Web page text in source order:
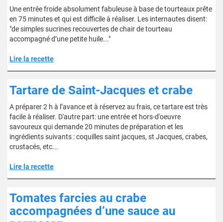
Une entrée froide absolument fabuleuse à base de tourteaux prête
en 75 minutes et qui est difficile à réaliser. Les internautes disent:
"de simples sucrines recouvertes de chair de tourteau
accompagné d’une petite huile..."
Lire la recette
Tartare de Saint-Jacques et crabe
A préparer 2 h à l’avance et à réservez au frais, ce tartare est très
facile à réaliser. D'autre part: une entrée et hors-d'oeuvre
savoureux qui demande 20 minutes de préparation et les
ingrédients suivants : coquilles saint jacques, st Jacques, crabes,
crustacés, etc...
Lire la recette
Tomates farcies au crabe
accompagnées d’une sauce au